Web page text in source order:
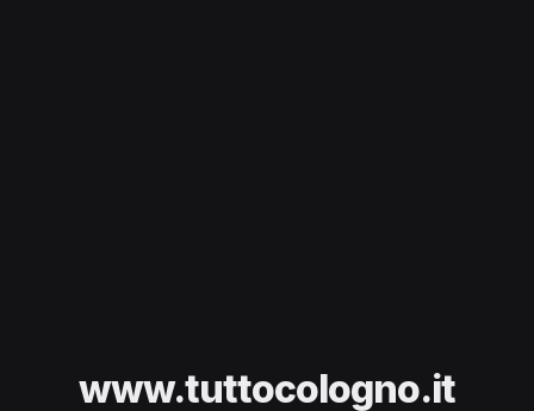
www.tuttocologno.it